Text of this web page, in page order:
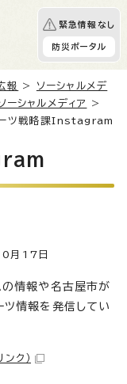
緊急情報なし
防災ポータル
報 > ソーシャルメデ
ーシャルメディア
>
ツ戦略課Instagram
月17日
の情報や名古屋市が
ツ情報を発信してい
ンク）